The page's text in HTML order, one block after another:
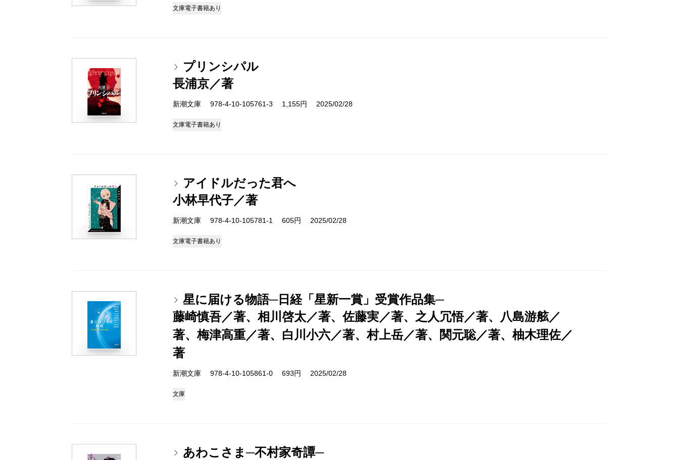
文庫電子書籍あり
プリンシパル
長浦京／著
新潮文庫 978-4-10-105761-3 1,155円 2025/02/28
文庫電子書籍あり
アイドルだった君へ
小林早代子／著
新潮文庫 978-4-10-105781-1 605円 2025/02/28
文庫電子書籍あり
星に届ける物語─日経「星新一賞」受賞作品集─
藤崎慎吾／著、相川啓太／著、佐藤実／著、之人冗悟／著、八島游舷／
著、梅津高重／著、白川小六／著、村上岳／著、関元聡／著、柚木理佐／
著
新潮文庫 978-4-10-105861-0 693円 2025/02/28
文庫
あわこさま─不村家奇譚─